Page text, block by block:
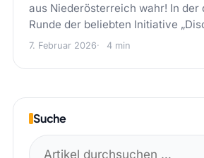
aus Niederösterreich wahr! In der
Runde der beliebten Initiative
7. Februar 2026 4 min
Suche
Suchen